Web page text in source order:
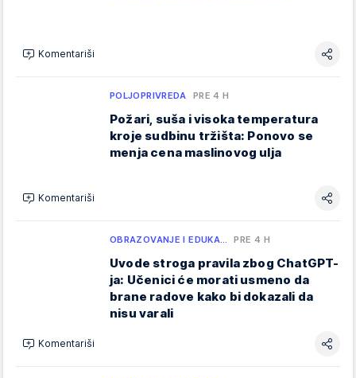
Komentariši
POLJOPRIVREDA PRE 4 H
Požari, suša i visoka temperatura
kroje sudbinu tržišta: Ponovo se
menja cena maslinovog ulja
Komentariši
OBRAZOVANJE I EDUKA… PRE 4 H
Uvode stroga pravila zbog ChatGPT-
ja: Učenici će morati usmeno da
brane radove kako bi dokazali da
nisu varali
Komentariši